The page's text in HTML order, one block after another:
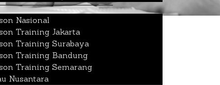
Nasional
Training Jakarta
Training Surabaya
Training Bandung
Training Semarang
Nusantara